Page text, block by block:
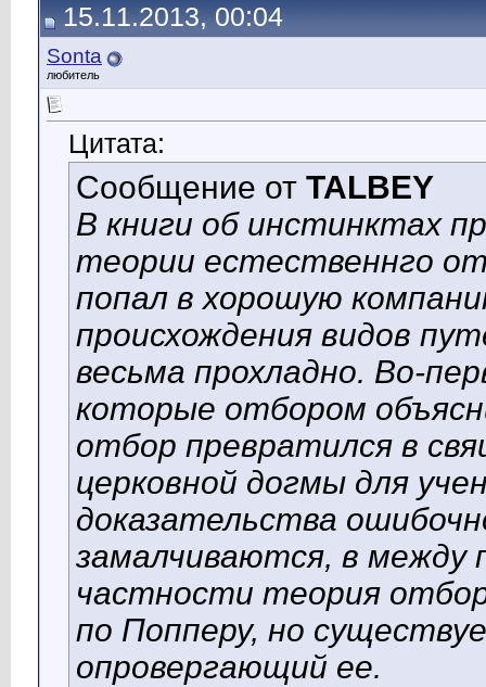
15.11.2013, 00:04
Sonta
любитель
Цитата:
Сообщение от TALBEY
В книги об инстинктах
теории естественнго
попал в хорошую
происхождения видов
весьма прохладно. Во-
которые отбором
отбор превратился в
церковной догмы для
доказательства
замалчиваются, в между
частности теория
по Попперу, но
опровергающий ее.